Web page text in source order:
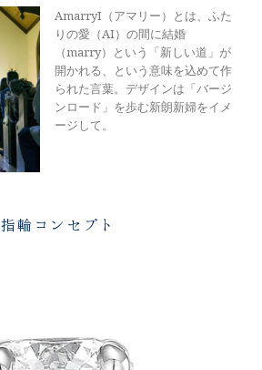
AmarryI（アマリー）とは、ふた
りの愛（AI）の間に結婚
（marry）という「新しい道」が
開かれる、という意味を込めて作
られた言葉。デザインは「バージ
ンロード」を歩む新朗新婦をイメ
ージして。
指輪コンセプト